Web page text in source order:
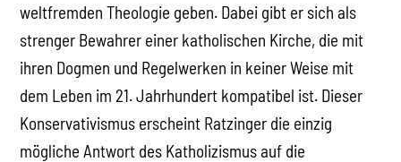
weltfremden Theologie geben. Dabei gibt er sich als
strenger Bewahrer einer katholischen Kirche, die mit
ihren Dogmen und Regelwerken in keiner Weise mit
dem Leben im 21. Jahrhundert kompatibel ist. Dieser
Konservativismus erscheint Ratzinger die einzig
mögliche Antwort des Katholizismus auf die